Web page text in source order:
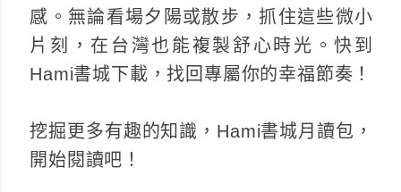
感。無論看場夕陽或散步，抓住這些微小
片刻，在台灣也能複製舒心時光。快到
Hami書城下載，找回專屬你的幸福節奏！
挖掘更多有趣的知識，Hami書城月讀包，
開始閱讀吧！